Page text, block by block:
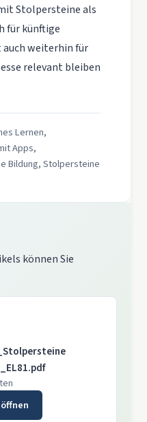
Stolpersteine als
für künftige
weiterhin für
relevant bleiben
Lernen,
Apps,
Bildung, Stolpersteine
können Sie